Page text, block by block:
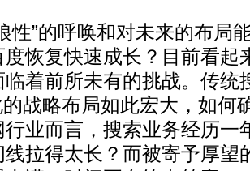
”的呼唤和对未来的布局
恢复快速成长？目前看起
着前所未有的挑战。传统
战略布局如此宏大，如何
业而言，搜索业务经历一
拉得太长？而被寄予厚望